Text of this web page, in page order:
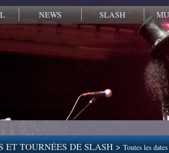
NEWS SLASH
ET TOURNÉES DE SLASH >Toutes les